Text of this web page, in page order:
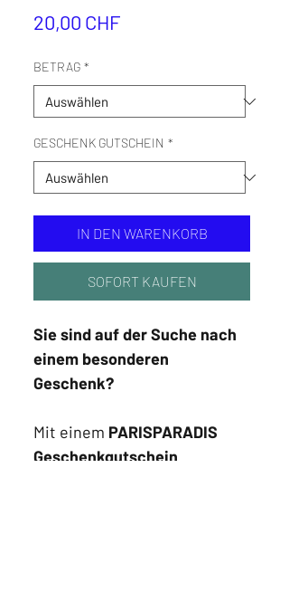
20,00 CHF
BETRAG *
GESCHENK GUTSCHEIN *
IN DEN WARENKORB
SOFORT KAUFEN
Sie sind auf der Suche nach
einem besonderen
Geschenk?
Mit einem PARISPARADIS
Geschenkgutschein